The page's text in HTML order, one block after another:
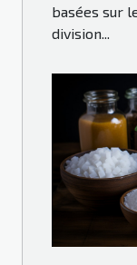
basées sur
division...